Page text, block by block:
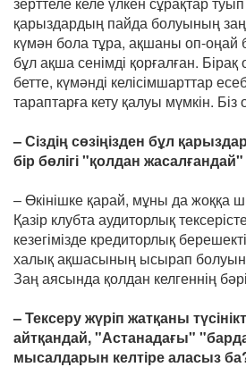
қарыздардың пайда болуының
күмән бола тұра, ақшаны оп-оңай
бұл ақша сенімді қорғалған. Бірақ
бетте, күмәнді келісімшарттар
тараптарға кету қалуы мүмкін.
– Сіздің сөзіңізден бұл
бір бөлігі "қолдан жасалғандай"
– Өкінішке қарай, мұны да жоққа
Қазір клубта аудиторлық
кезегімізде кредиторлық
халық ақшасының ысырап
Заң аясында қолдан келгеннің
– Тексеру жүріп жатқаны
айтқандай, "Астанадағы"
мысалдарын келтіре аласыз